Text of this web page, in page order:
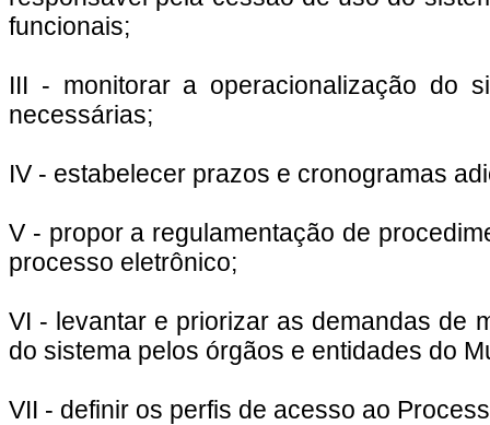
funcionais;
III - monitorar a operacionalização do
necessárias;
IV - estabelecer prazos e cronogramas
V - propor a regulamentação de
processo eletrônico;
VI - levantar e priorizar as demandas de
do sistema pelos órgãos e entidades do
VII - definir os perfis de acesso ao